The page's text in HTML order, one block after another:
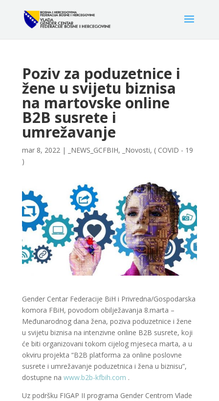
Poziv za poduzetnice i
žene u svijetu biznisa
na martovske online
B2B susrete i
umrežavanje
mar 8, 2022| _NEWS_GCFBIH, _Novosti, ( COVID - 19
)
Gender Centar Federacije BiH i Privredna/Gospodarska
komora FBiH, povodom obilježavanja 8.marta –
Međunarodnog dana žena, poziva poduzetnice i žene
u svijetu biznisa na intenzivne online B2B susrete, koji
će biti organizovani tokom cijelog mjeseca marta, a u
okviru projekta “B2B platforma za online poslovne
susrete i umrežavanje poduzetnica i žena u biznisu”,
dostupne na www.b2b-kfbih.com .
Uz podršku FIGAP II programa Gender Centrom Vlade